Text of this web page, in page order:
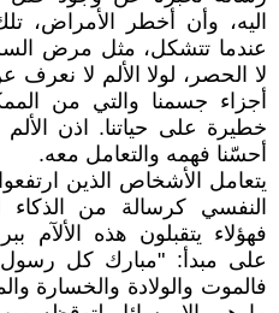
اليه، وأن أخطر الأمراض،
عندما تتشكل، مثل مرض
لا الحصر، لولا الألم لا
أجزاء جسمنا والتي من
خطيرة على حياتنا. اذن
أحسّنا فهمه والتعامل معه.
يتعامل الأشخاص الذين
النفسي كرسالة من الذكاء
فهؤلاء يتقبلون هذه الألآم
على مبدأ: "مبارك كل رسول
فالموت والولادة والخسارة